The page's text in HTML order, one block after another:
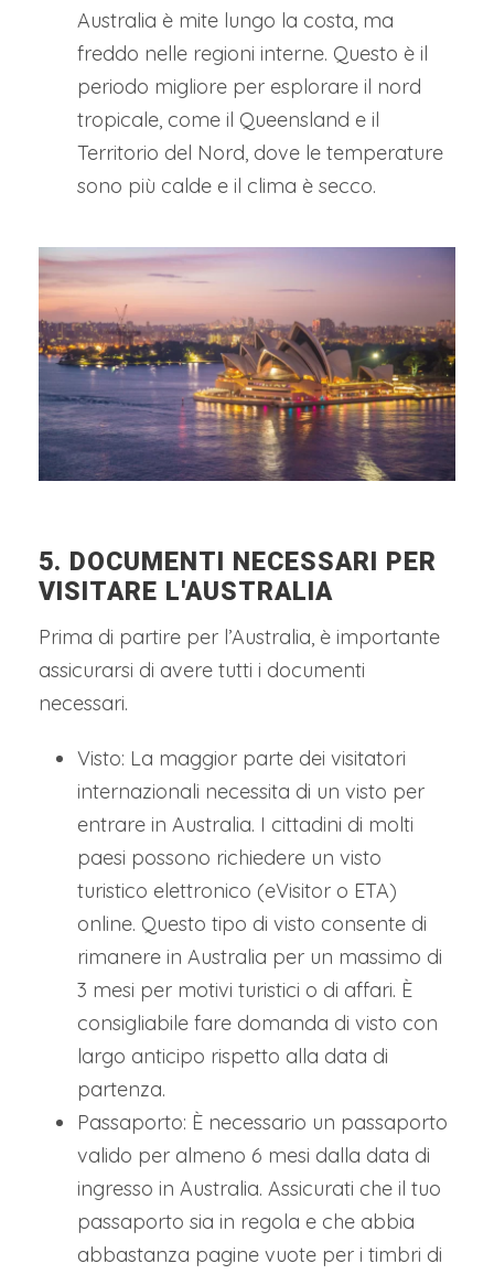
Australia è mite lungo la costa, ma
freddo nelle regioni interne. Questo è il
periodo migliore per esplorare il nord
tropicale, come il Queensland e il
Territorio del Nord, dove le temperature
sono più calde e il clima è secco.
5. DOCUMENTI NECESSARI PER
VISITARE L'AUSTRALIA
Prima di partire per l’Australia, è importante
assicurarsi di avere tutti i documenti
necessari.
Visto: La maggior parte dei visitatori
internazionali necessita di un visto per
entrare in Australia. I cittadini di molti
paesi possono richiedere un visto
turistico elettronico (eVisitor o ETA)
online. Questo tipo di visto consente di
rimanere in Australia per un massimo di
3 mesi per motivi turistici o di affari. È
consigliabile fare domanda di visto con
largo anticipo rispetto alla data di
partenza.
Passaporto: È necessario un passaporto
valido per almeno 6 mesi dalla data di
ingresso in Australia. Assicurati che il tuo
passaporto sia in regola e che abbia
abbastanza pagine vuote per i timbri di